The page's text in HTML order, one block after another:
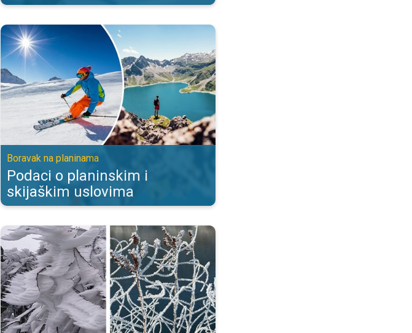
Podaci o planinskim i skijaškim uslovima. Boravak na planinama. . .
Boravak na planinama
Podaci o planinskim i
skijaškim uslovima
Kako dolazi do formiranja inja?. Zimski ukrasi. . .